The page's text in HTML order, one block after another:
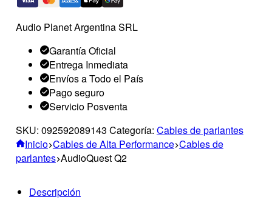
Audio Planet Argentina SRL
Garantía Oficial
Entrega Inmediata
Envíos a Todo el País
Pago seguro
Servicio Posventa
SKU: 092592089143 Categoría: Cables de parlantes
Inicio Cables de Alta Performance Cables de
parlantes AudioQuest Q2
Descripción